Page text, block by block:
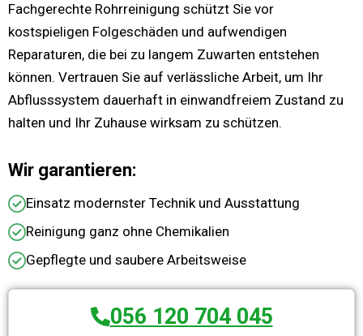
Fachgerechte Rohrreinigung schützt Sie vor
kostspieligen Folgeschäden und aufwendigen
Reparaturen, die bei zu langem Zuwarten entstehen
können. Vertrauen Sie auf verlässliche Arbeit, um Ihr
Abflusssystem dauerhaft in einwandfreiem Zustand zu
halten und Ihr Zuhause wirksam zu schützen.
Wir garantieren:
Einsatz modernster Technik und Ausstattung
Reinigung ganz ohne Chemikalien
Gepflegte und saubere Arbeitsweise
056 120 704 045